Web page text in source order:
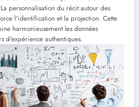
personnalisation du récit autour des
l'identification et la projection. Cette
harmonieusement les données
d'expérience authentiques.